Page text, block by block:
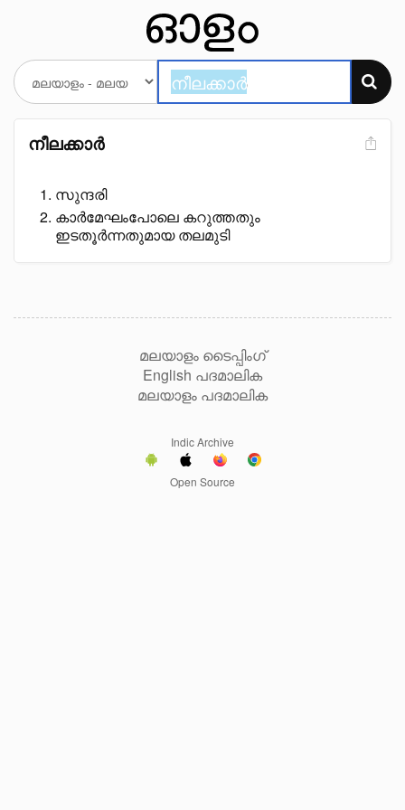
നീലക്കാർ
സുന്ദരി
കാർമേഘംപോലെ കറുത്തതും
ഇടതൂർന്നതുമായ തലമുടി
മലയാളം ടൈപ്പിംഗ്
English പദമാലിക
മലയാളം പദമാലിക
Indic Archive
Open Source